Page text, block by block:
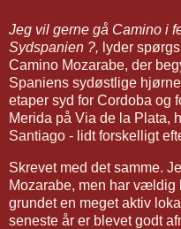
Jeg vil gerne gå Camino i
Sydspanien ?, lyder
Camino Mozarabe, der
Spaniens sydøstlige
etaper syd for Cordoba og
Merida på Via de la Plata,
Santiago - lidt forskelligt
Skrevet med det samme.
Mozarabe, men har vældig
grundet en meget aktiv
seneste år er blevet godt